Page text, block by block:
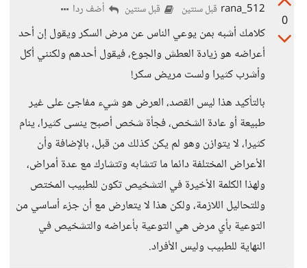
0
rana_512 قبل سنتين قبل سنتين أضف ردا
كلامك أشبه بمن يوعي الناس عن مرض السكر ويقول إن أحد
أعراضه هو زيادة العطش والجوع، فيقول أحدهم ولكنني أكل
وأشرب كثيرا ولست مريض سكر!
بالتأكيد هذا ليس القصد، العرض هو شيء مفاجئ على غير
طبيعة أو عادة الشخص، فجأة شخص أصبح ينسى كثيرا، ينام
كثيرا، لا يتوازن وهو لم يكن كذلك من قبل، بالإضافة وأن
الأعراض المختلفة دائما ما تتشابه وتتشارك مع عدة أمراض،
ولهذا الكلمة الأخيرة في التشخيص تكون للطبيب المختص
وللتحاليل اللازمة، ولكن هذا لا يتعارض مع أن جزء أساسي من
التوعية بأي مرض هي التوعية بأعراضه والتشخيص في
النهاية للطبيب وليس الأفراد.